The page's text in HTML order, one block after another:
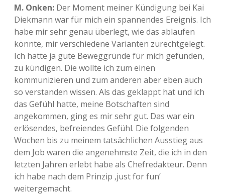
M. Onken: Der Moment meiner Kündigung bei Kai
Diekmann war für mich ein spannendes Ereignis. Ich
habe mir sehr genau überlegt, wie das ablaufen
könnte, mir verschiedene Varianten zurechtgelegt.
Ich hatte ja gute Beweggründe für mich gefunden,
zu kündigen. Die wollte ich zum einen
kommunizieren und zum anderen aber eben auch
so verstanden wissen. Als das geklappt hat und ich
das Gefühl hatte, meine Botschaften sind
angekommen, ging es mir sehr gut. Das war ein
erlösendes, befreiendes Gefühl. Die folgenden
Wochen bis zu meinem tatsächlichen Ausstieg aus
dem Job waren die angenehmste Zeit, die ich in den
letzten Jahren erlebt habe als Chefredakteur. Denn
ich habe nach dem Prinzip ‚just for fun’
weitergemacht.